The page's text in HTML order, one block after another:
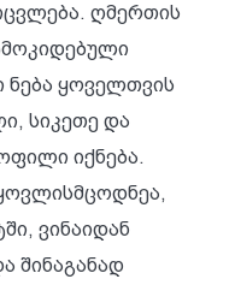
ღმერთის
ნება ყოველთვის
სიკეთე და
იქნება.
ვინაიდან
შინაგანად